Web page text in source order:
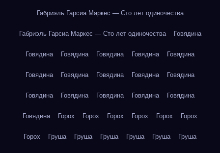
Габриэль Гарсиа Маркес — Сто лет одиночества
Габриэль Гарсиа Маркес — Сто лет одиночества Говядина
Говядина Говядина Говядина Говядина Говядина
Говядина Говядина Говядина Говядина Говядина
Говядина Говядина Говядина Говядина Говядина
Говядина Горох Горох Горох Горох Горох Горох
Горох Груша Груша Груша Груша Груша Груша